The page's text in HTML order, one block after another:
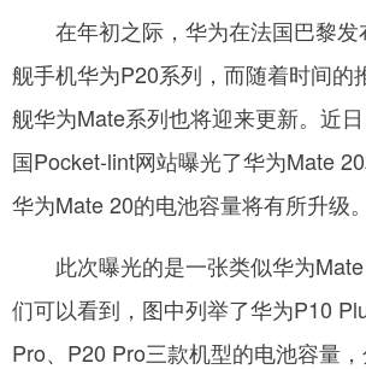
报
网
在年初之际，华为在法国巴黎发
舰手机华为P20系列，而随着时间的
舰华为Mate系列也将迎来更新。近
国Pocket-lint网站曝光了华为Mate
华为Mate 20的电池容量将有所升级。
此次曝光的是一张类似华为Mate
们可以看到，图中列举了华为P10
Pro、P20 Pro三款机型的电池容量